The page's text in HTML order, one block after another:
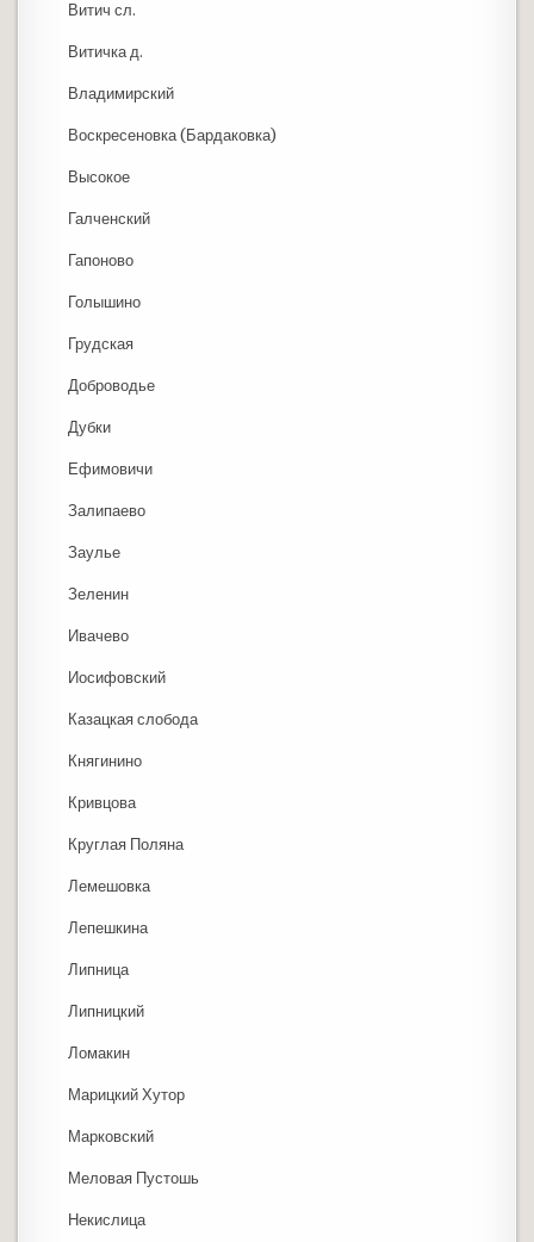
Витич сл.
Витичка д.
Владимирский
Воскресеновка (Бардаковка)
Высокое
Галченский
Гапоново
Голышино
Грудская
Доброводье
Дубки
Ефимовичи
Залипаево
Заулье
Зеленин
Ивачево
Иосифовский
Казацкая слобода
Княгинино
Кривцова
Круглая Поляна
Лемешовка
Лепешкина
Липница
Липницкий
Ломакин
Марицкий Хутор
Марковский
Меловая Пустошь
Некислица